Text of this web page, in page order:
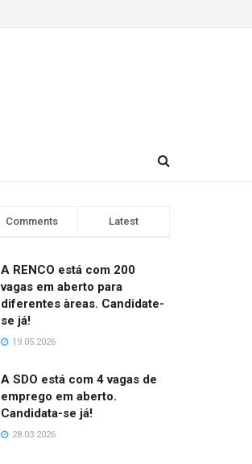
Comments Latest
A RENCO está com 200
vagas em aberto para
diferentes àreas. Candidate-
se já!
19.05.2026
A SDO está com 4 vagas de
emprego em aberto.
Candidata-se já!
28.03.2026